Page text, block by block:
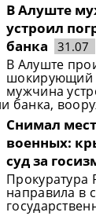
В Алуште
устроил
банка
31.07
В Алуште
шокирующий
мужчина
банка,
Снимал
военных:
суд за
Прокуратура
направила в